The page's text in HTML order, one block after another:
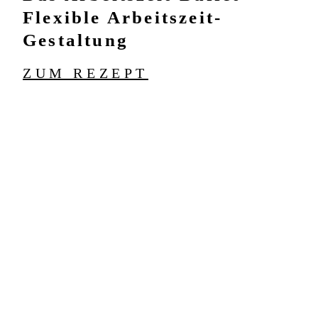
Flexible Arbeitszeit-
Gestaltung
ZUM REZEPT